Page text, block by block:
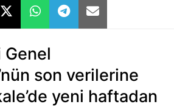
son verilerine
yeni haftadan